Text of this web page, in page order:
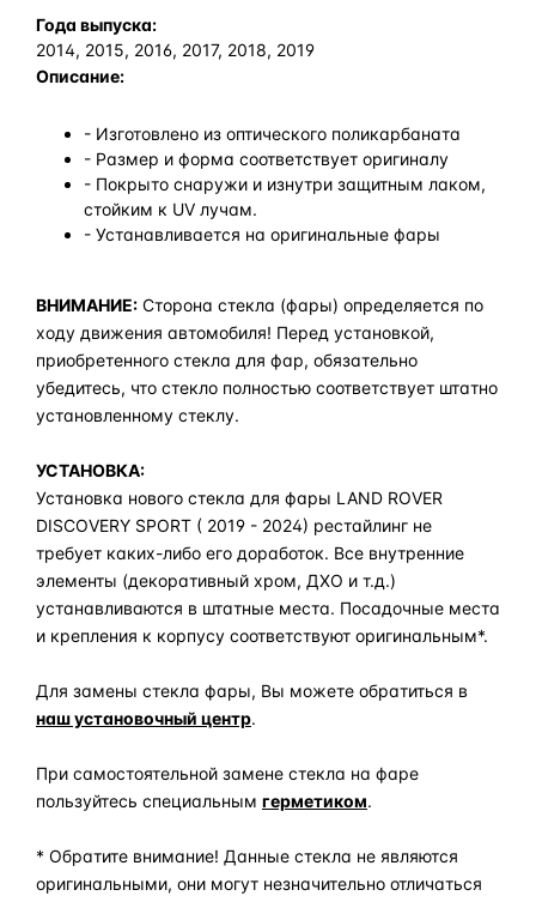
Года выпуска:
2014, 2015, 2016, 2017, 2018, 2019
Описание:
- Изготовлено из оптического поликарбаната
- Размер и форма соответствует оригиналу
- Покрыто снаружи и изнутри защитным лаком,
стойким к UV лучам.
- Устанавливается на оригинальные фары
ВНИМАНИЕ: Сторона стекла (фары) определяется по
ходу движения автомобиля! Перед установкой,
приобретенного стекла для фар, обязательно
убедитесь, что стекло полностью соответствует штатно
установленному стеклу.
УСТАНОВКА:
Установка нового стекла для фары LAND ROVER
DISCOVERY SPORT ( 2019 - 2024) рестайлинг не
требует каких-либо его доработок. Все внутренние
элементы (декоративный хром, ДХО и т.д.)
устанавливаются в штатные места. Посадочные места
и крепления к корпусу соответствуют оригинальным*.
Для замены стекла фары, Вы можете обратиться в
наш установочный центр.
При самостоятельной замене стекла на фаре
пользуйтесь специальным герметиком.
* Обратите внимание! Данные стекла не являются
оригинальными, они могут незначительно отличаться